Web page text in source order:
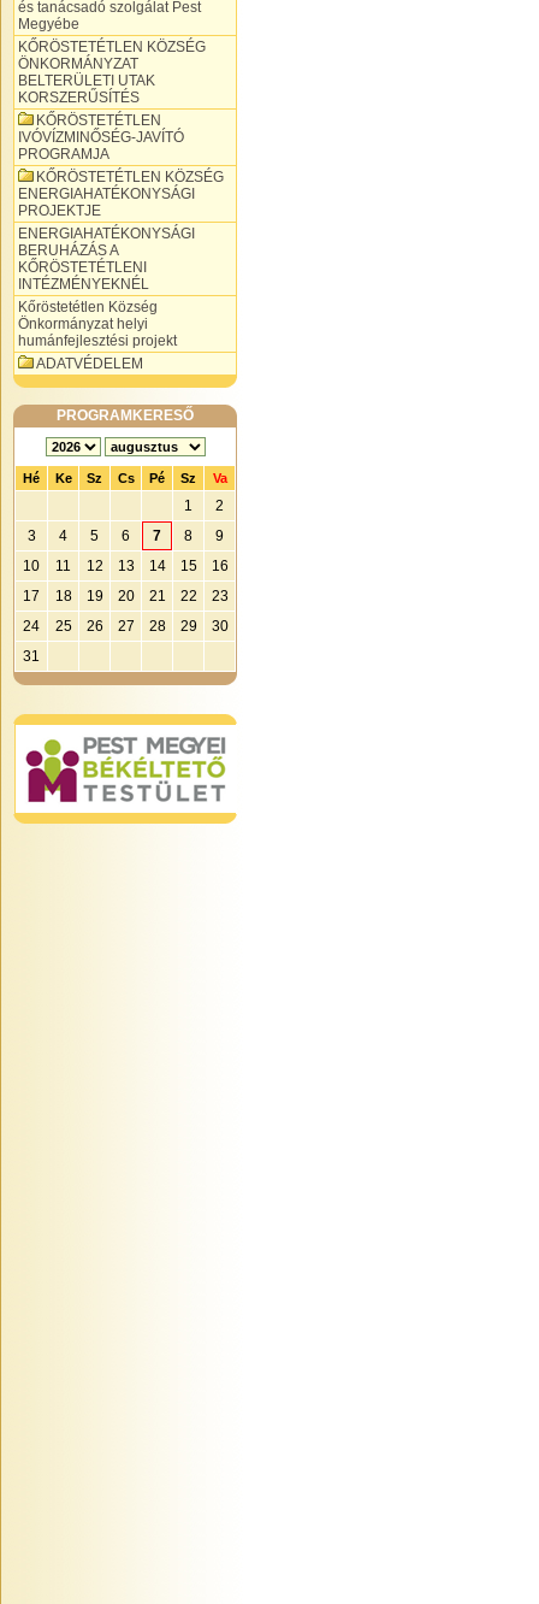
és tanácsadó szolgálat Pest
Megyébe
KŐRÖSTETÉTLEN KÖZSÉG
ÖNKORMÁNYZAT
BELTERÜLETI UTAK
KORSZERŰSÍTÉS
KŐRÖSTETÉTLEN
IVÓVÍZMINŐSÉG-JAVÍTÓ
PROGRAMJA
KŐRÖSTETÉTLEN KÖZSÉG
ENERGIAHATÉKONYSÁGI
PROJEKTJE
ENERGIAHATÉKONYSÁGI
BERUHÁZÁS A
KŐRÖSTETÉTLENI
INTÉZMÉNYEKNÉL
Kőröstetétlen Község
Önkormányzat helyi
humánfejlesztési projekt
ADATVÉDELEM
PROGRAMKERESŐ
Hé Ke Sz Cs Pé Sz Va
1
2
3
4 5 6 7 8
9
10
11 12 13 14 15
16
17
18 19 20 21 22
23
24
25 26 27 28 29
30
31